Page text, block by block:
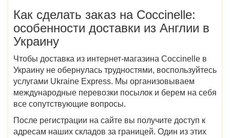
Как сделать заказ на Coccinelle:
особенности доставки из Англии в
Украину
Чтобы доставка из интернет-магазина Coccinelle в
Украину не обернулась трудностями, воспользуйтесь
услугами Ukraine Express. Мы организовываем
международные перевозки посылок и берем на себя
все сопутствующие вопросы.
После регистрации на сайте вы получите доступ к
адресам наших складов за границей. Один из этих